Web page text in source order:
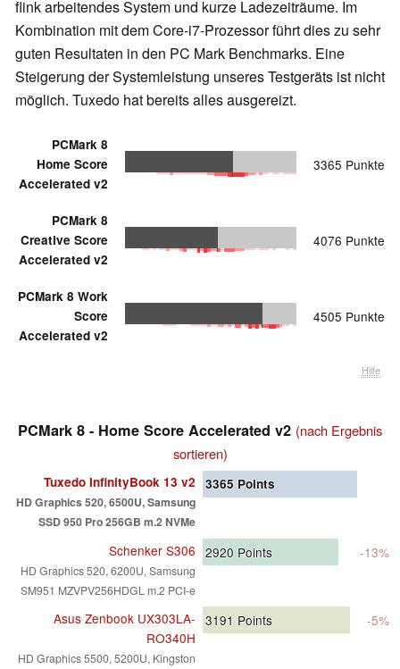
flink arbeitendes System und kurze Ladezeiträume. Im
Kombination mit dem Core-i7-Prozessor führt dies zu sehr
guten Resultaten in den PC Mark Benchmarks. Eine
Steigerung der Systemleistung unseres Testgeräts ist nicht
möglich. Tuxedo hat bereits alles ausgereizt.
PCMark 8
Home Score
Accelerated v2
3365 Punkte
PCMark 8
Creative Score
Accelerated v2
4076 Punkte
PCMark 8 Work
Score
Accelerated v2
4505 Punkte
Hilfe
PCMark 8 - Home Score Accelerated v2 (nach Ergebnis
sortieren)
Tuxedo InfinityBook 13 v2
HD Graphics 520, 6500U, Samsung
SSD 950 Pro 256GB m.2 NVMe
3365 Points
Schenker S306
HD Graphics 520, 6200U, Samsung
SM951 MZVPV256HDGL m.2 PCI-e
2920 Points -13%
Asus Zenbook UX303LA-
RO340H
HD Graphics 5500, 5200U, Kingston
3191 Points -5%